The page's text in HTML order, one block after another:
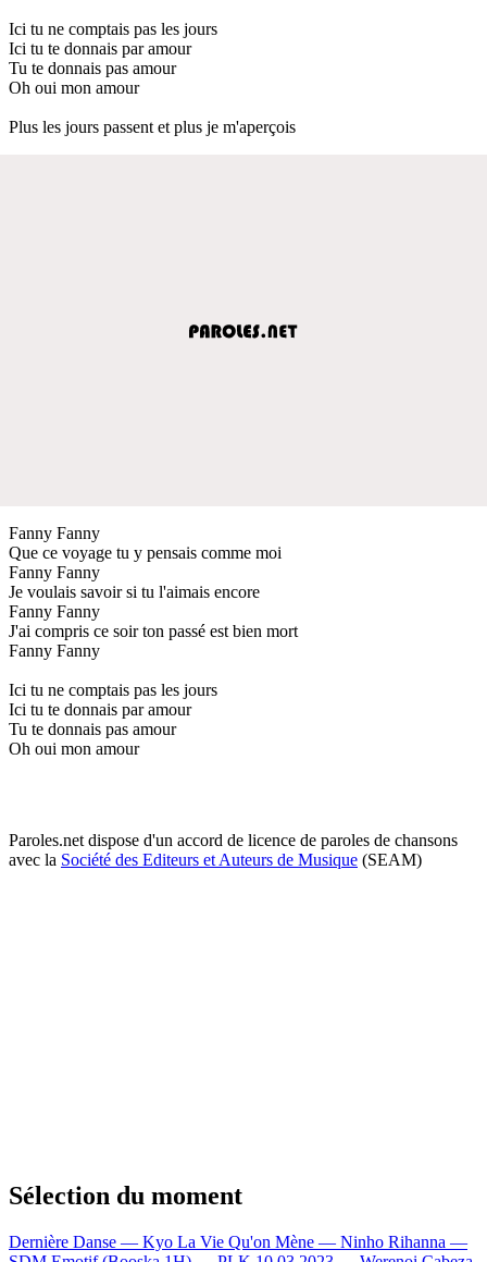
Ici tu ne comptais pas les jours
Ici tu te donnais par amour
Tu te donnais pas amour
Oh oui mon amour
Plus les jours passent et plus je m'aperçois
Fanny Fanny
Que ce voyage tu y pensais comme moi
Fanny Fanny
Je voulais savoir si tu l'aimais encore
Fanny Fanny
J'ai compris ce soir ton passé est bien mort
Fanny Fanny
Ici tu ne comptais pas les jours
Ici tu te donnais par amour
Tu te donnais pas amour
Oh oui mon amour
Paroles.net dispose d'un accord de licence de paroles de chansons
avec la Société des Editeurs et Auteurs de Musique (SEAM)
Sélection du moment
Dernière Danse — Kyo La Vie Qu'on Mène — Ninho Rihanna —